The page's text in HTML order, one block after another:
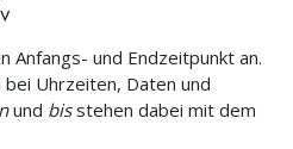
Anfangs- und Endzeitpunkt an.
Uhrzeiten, Daten und
und bisstehen dabei mit dem